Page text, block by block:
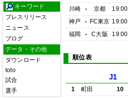
キーワード
プレスリリース
ニュース
ブログ
データ・その他
ダウンロード
toto
試合
選手
川崎
- 京都 19:00
神戸
- FC東京 19:00
福岡
- C大阪 19:00
順位表
J1
1 町田 10